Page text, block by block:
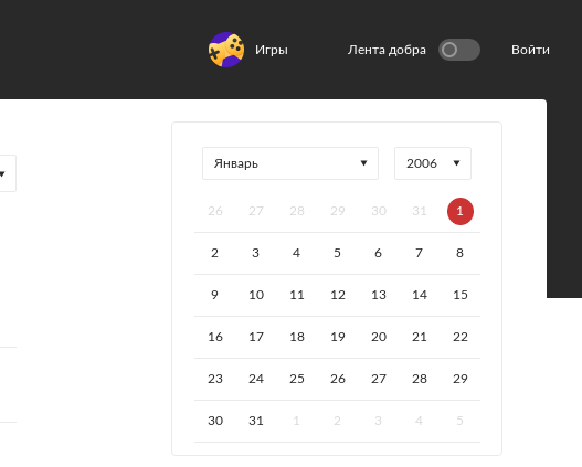
Игры Лента добра Войти
26 27 28 29 30 31 1
2 3 4 5 6 7 8
9 10 11 12 13 14 15
16 17 18 19 20 21 22
23 24 25 26 27 28 29
30 31 1 2 3 4 5